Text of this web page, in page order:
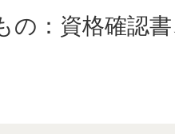
の：資格確認